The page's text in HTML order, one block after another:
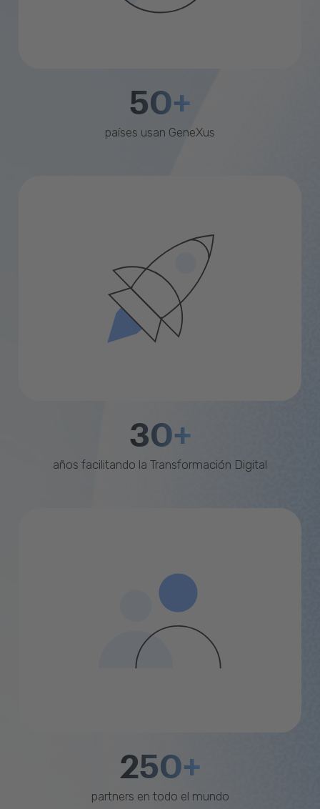
50+
países usan GeneXus
30+
años facilitando la Transformación Digital
250+
partners en todo el mundo